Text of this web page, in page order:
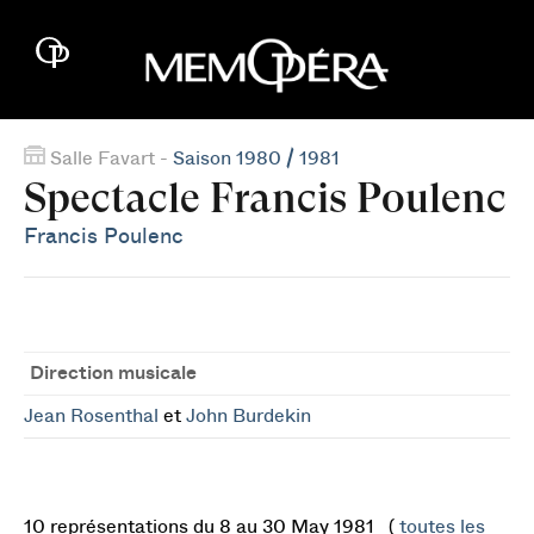
Salle Favart - Saison 1980 / 1981
Spectacle Francis Poulenc
Francis Poulenc
Direction musicale
Jean Rosenthal et John Burdekin
10 représentations du 8 au 30 May 1981 ( toutes les